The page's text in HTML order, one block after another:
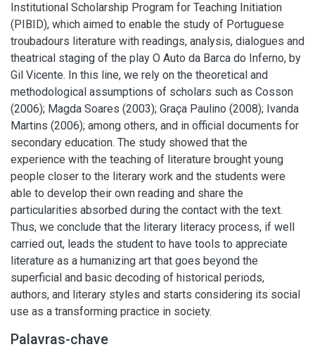
Institutional Scholarship Program for Teaching Initiation
(PIBID), which aimed to enable the study of Portuguese
troubadours literature with readings, analysis, dialogues and
theatrical staging of the play O Auto da Barca do Inferno, by
Gil Vicente. In this line, we rely on the theoretical and
methodological assumptions of scholars such as Cosson
(2006); Magda Soares (2003); Graça Paulino (2008); Ivanda
Martins (2006); among others, and in official documents for
secondary education. The study showed that the
experience with the teaching of literature brought young
people closer to the literary work and the students were
able to develop their own reading and share the
particularities absorbed during the contact with the text.
Thus, we conclude that the literary literacy process, if well
carried out, leads the student to have tools to appreciate
literature as a humanizing art that goes beyond the
superficial and basic decoding of historical periods,
authors, and literary styles and starts considering its social
use as a transforming practice in society.
Palavras-chave